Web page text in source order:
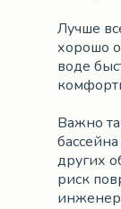
Лучше
хорошо
воде
Важно
других
риск